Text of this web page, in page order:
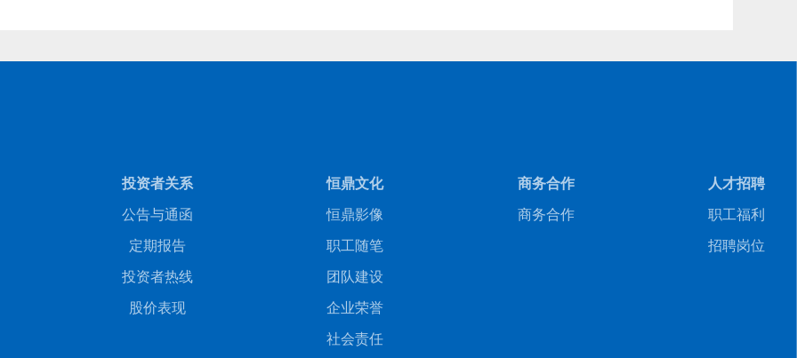
投资者关系
公告与通函
定期报告
投资者热线
股价表现
恒鼎文化
恒鼎影像
职工随笔
团队建设
企业荣誉
社会责任
商务合作
商务合作
人才招聘
职工福利
招聘岗位